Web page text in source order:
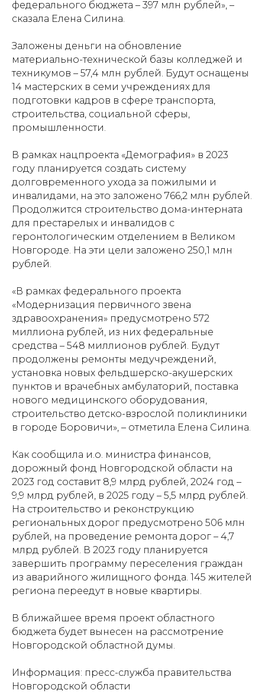
федерального бюджета – 397 млн рублей», –
сказала Елена Силина.
Заложены деньги на обновление
материально-технической базы колледжей и
техникумов – 57,4 млн рублей. Будут оснащены
14 мастерских в семи учреждениях для
подготовки кадров в сфере транспорта,
строительства, социальной сферы,
промышленности.
В рамках нацпроекта «Демография» в 2023
году планируется создать систему
долговременного ухода за пожилыми и
инвалидами, на это заложено 766,2 млн рублей.
Продолжится строительство дома-интерната
для престарелых и инвалидов с
геронтологическим отделением в Великом
Новгороде. На эти цели заложено 250,1 млн
рублей.
«В рамках федерального проекта
«Модернизация первичного звена
здравоохранения» предусмотрено 572
миллиона рублей, из них федеральные
средства – 548 миллионов рублей. Будут
продолжены ремонты медучреждений,
установка новых фельдшерско-акушерских
пунктов и врачебных амбулаторий, поставка
нового медицинского оборудования,
строительство детско-взрослой поликлиники
в городе Боровичи», – отметила Елена Силина.
Как сообщила и.о. министра финансов,
дорожный фонд Новгородской области на
2023 год составит 8,9 млрд рублей, 2024 год –
9,9 млрд рублей, в 2025 году – 5,5 млрд рублей.
На строительство и реконструкцию
региональных дорог предусмотрено 506 млн
рублей, на проведение ремонта дорог – 4,7
млрд рублей. В 2023 году планируется
завершить программу переселения граждан
из аварийного жилищного фонда. 145 жителей
региона переедут в новые квартиры.
В ближайшее время проект областного
бюджета будет вынесен на рассмотрение
Новгородской областной думы.
Информация: пресс-служба правительства
Новгородской области